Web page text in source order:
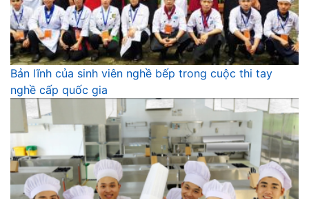
Bản lĩnh của sinh viên nghề bếp trong cuộc thi tay
nghề cấp quốc gia